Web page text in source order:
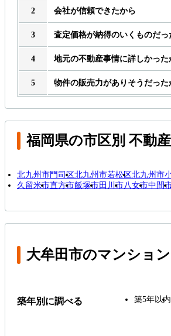
会社が信頼できたから
査定価格が納得のいくものだっ
地元の不動産事情に詳しかった
物件の販売力がありそうだった
福岡県の市区別 不動
北九州市門司区北九州市若松区北九州市
久留米市直方市飯塚市田川市八女市中間
大牟田市のマンショ
築年別に調べる 築5年以内